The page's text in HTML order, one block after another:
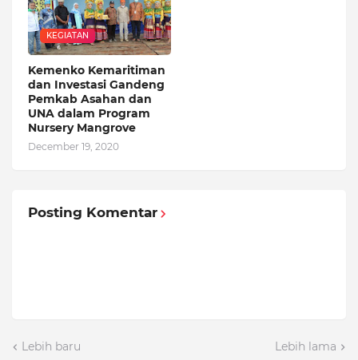
KEGIATAN
Kemenko Kemaritiman
dan Investasi Gandeng
Pemkab Asahan dan
UNA dalam Program
Nursery Mangrove
December 19, 2020
Posting Komentar
Lebih baru Lebih lama